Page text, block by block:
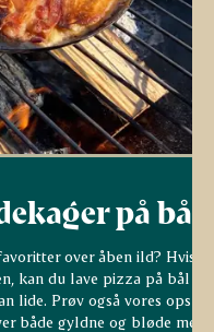
på bål
over åben ild? Hvis
kan du lave pizza på bål
lide. Prøv også vores
både gyldne og bløde med